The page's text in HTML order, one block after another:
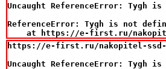
Uncaught ReferenceError: Tygh
ReferenceError: Tygh is not
at https://e-first.ru/
https://e-first.ru/nakopitel-ssd-
Uncaught ReferenceError: Tygh